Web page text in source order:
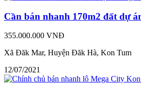
Cần bán nhanh 170m2 đất dự
355.000.000 VNĐ
Xã Đăk Mar, Huyện Đăk Hà, Kon Tum
12/07/2021